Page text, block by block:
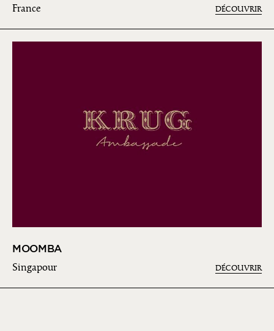
France DÉCOUVRIR
MOOMBA
Singapour DÉCOUVRIR